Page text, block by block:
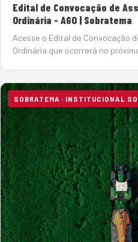
Edital de Convocação de
Ordinária - AGO | Sobratema
Acesse o Edital de Convocação
Ordinária que ocorrerá no
para acessar&nbsp…
SOBRATEMA · INSTITUCIONAL